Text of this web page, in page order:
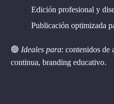
Edición profesional y
Publicación optimizada
🟢 Ideales para: contenidos de
continua, branding educativo.